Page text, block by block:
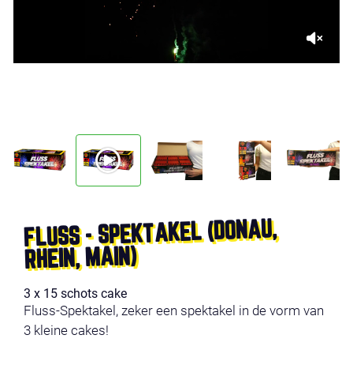
FLUSS - SPEKTAKEL (DONAU,
RHEIN, MAIN)
3 x 15 schots cake
Fluss-Spektakel, zeker een spektakel in de vorm van
3 kleine cakes!